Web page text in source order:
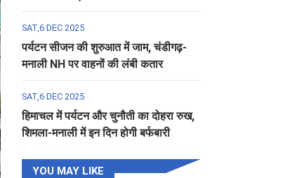
अलर्ट
SAT,6 DEC 2025
पर्यटन सीजन की शुरुआत में जाम, चंडीगढ़-
मनाली NH पर वाहनों की लंबी कतार
SAT,6 DEC 2025
हिमाचल में पर्यटन और चुनौती का दोहरा रुख,
शिमला-मनाली में इन दिन होगी बर्फबारी
YOU MAY LIKE